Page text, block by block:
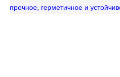
прочное, герметичное и